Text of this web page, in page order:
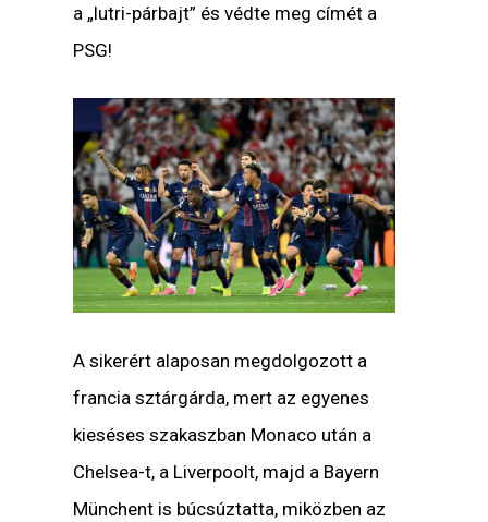
a „lutri-párbajt” és védte meg címét a
PSG!
A sikerért alaposan megdolgozott a
francia sztárgárda, mert az egyenes
kieséses szakaszban Monaco után a
Chelsea-t, a Liverpoolt, majd a Bayern
Münchent is búcsúztatta, miközben az